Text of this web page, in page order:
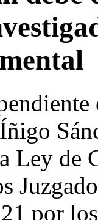
Ley de
por